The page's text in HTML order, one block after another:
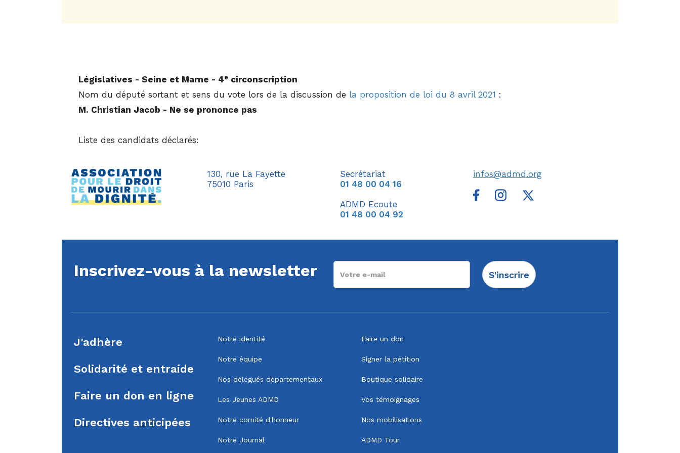
Législatives - Seine et Marne - 4e circonscription
Nom du député sortant et sens du vote lors de la discussion de la proposition de loi du 8 avril 2021 :
M. Christian Jacob - Ne se prononce pas
Liste des candidats déclarés:
130, rue La Fayette
75010 Paris
Secrétariat
01 48 00 04 16
ADMD Ecoute
01 48 00 04 92
infos@admd.org
Inscrivez-vous à la newsletter S'inscrire
J'adhère
Solidarité et entraide
Faire un don en ligne
Directives anticipées
Notre identité
Notre équipe
Nos délégués départementaux
Les Jeunes ADMD
Notre comité d'honneur
Notre Journal
Faire un don
Signer la pétition
Boutique solidaire
Vos témoignages
Nos mobilisations
ADMD Tour